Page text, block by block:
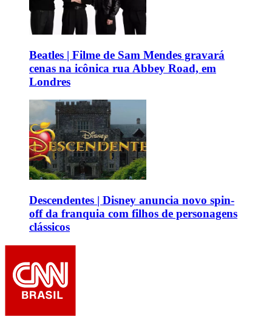
Beatles | Filme de Sam Mendes gravará
cenas na icônica rua Abbey Road, em
Londres
Descendentes | Disney anuncia novo spin-
off da franquia com filhos de personagens
clássicos